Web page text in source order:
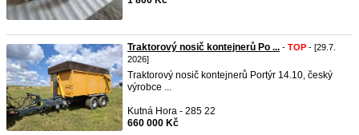
Traktorový nosič kontejnerů Po ... - TOP - [29.7.
2026]
Traktorový nosič kontejnerů Portýr 14.10, český
výrobce ...
Kutná Hora - 285 22
660 000 Kč